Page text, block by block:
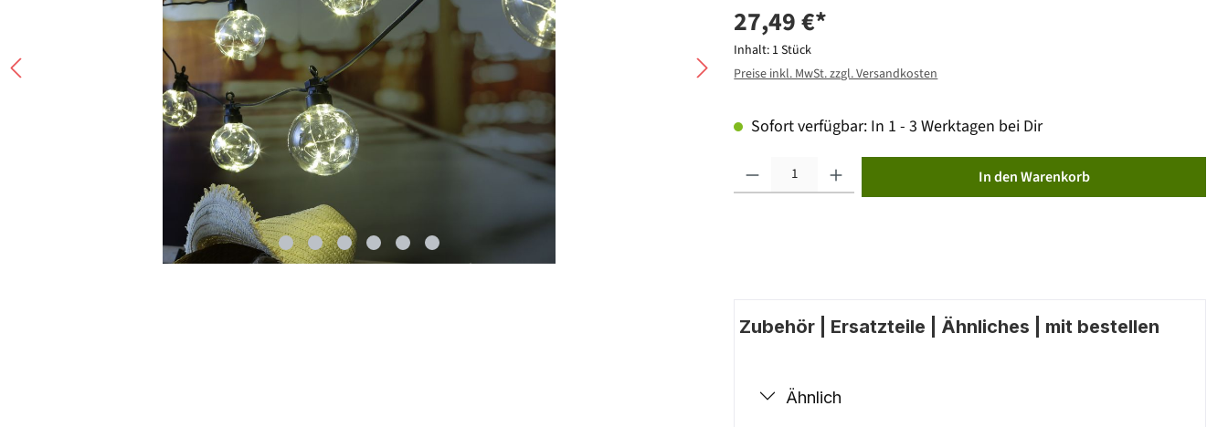
27,49 €*
Inhalt: 1 Stück
Preise inkl. MwSt. zzgl. Versandkosten
Sofort verfügbar: In 1 - 3 Werktagen bei Dir
In den Warenkorb
Zubehör | Ersatzteile | Ähnliches | mit bestellen
Ähnlich